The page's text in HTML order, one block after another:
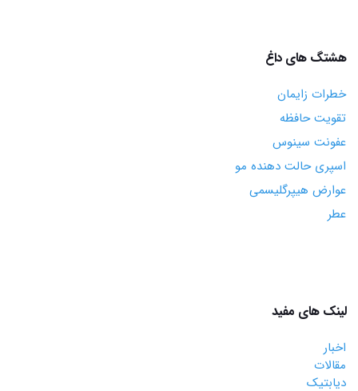
هشتگ های داغ
خطرات زایمان
تقویت حافظه
عفونت سینوس
اسپری حالت دهنده مو
عوارض هیپرگلیسمی
عطر
لینک های مفید
اخبار
مقالات
دیابتیک